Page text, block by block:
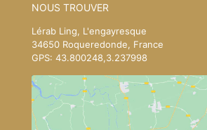
NOUS TROUVER
Lérab Ling, L'engayresque
34650 Roqueredonde, France
GPS: 43.800248,3.237998